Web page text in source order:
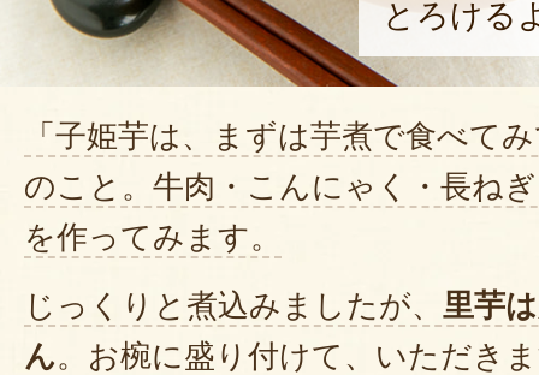
とろける
「子姫芋は、まずは芋煮で食べて
のこと。牛肉・こんにゃく・長ね
を作ってみます。
じっくりと煮込みましたが、 里芋
ん。お椀に盛り付けて、いただき